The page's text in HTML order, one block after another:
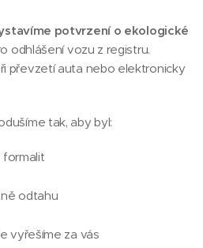
potvrzení o ekologické
odhlášení vozu z registru.
převzetí auta nebo elektronicky
tak, aby byl:
formalit
odtahu
vyřešíme za vás